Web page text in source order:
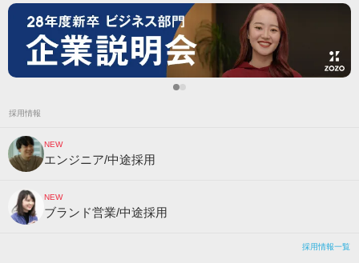
採用情報
NEW
エンジニア/中途採用
NEW
ブランド営業/中途採用
採用情報一覧